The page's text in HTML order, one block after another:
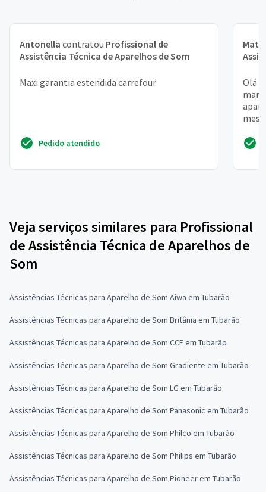
Antonella contratou Profissional de
Assistência Técnica de Aparelhos de Som
Maxi garantia estendida carrefour
Pedido atendido
Olá
Veja serviços similares para Profissional
de Assistência Técnica de Aparelhos de
Som
Assistências Técnicas para Aparelho de Som Aiwa em Tubarão
Assistências Técnicas para Aparelho de Som Britânia em Tubarão
Assistências Técnicas para Aparelho de Som CCE em Tubarão
Assistências Técnicas para Aparelho de Som Gradiente em Tubarão
Assistências Técnicas para Aparelho de Som LG em Tubarão
Assistências Técnicas para Aparelho de Som Panasonic em Tubarão
Assistências Técnicas para Aparelho de Som Philco em Tubarão
Assistências Técnicas para Aparelho de Som Philips em Tubarão
Assistências Técnicas para Aparelho de Som Pioneer em Tubarão